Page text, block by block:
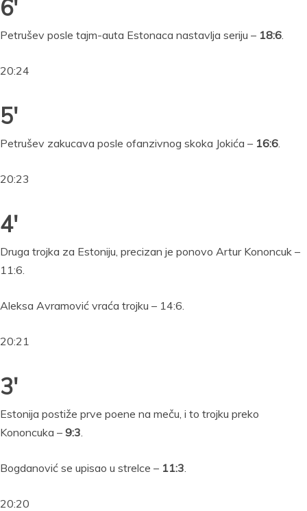
6′
Petrušev posle tajm-auta Estonaca nastavlja seriju – 18:6.
20:24
5′
Petrušev zakucava posle ofanzivnog skoka Jokića – 16:6.
20:23
4′
Druga trojka za Estoniju, precizan je ponovo Artur Kononcuk –
11:6.
Aleksa Avramović vraća trojku – 14:6.
20:21
3′
Estonija postiže prve poene na meču, i to trojku preko
Kononcuka – 9:3.
Bogdanović se upisao u strelce – 11:3.
20:20